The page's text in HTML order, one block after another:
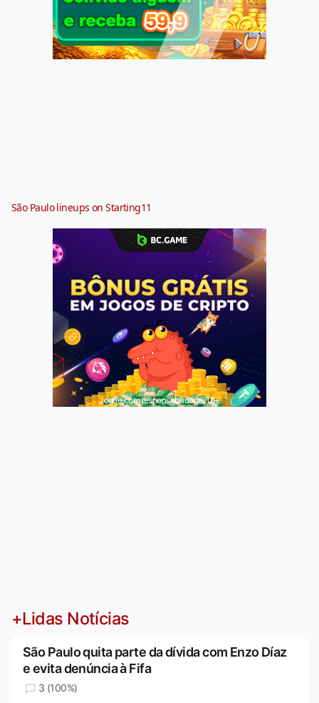
São Paulo lineups on Starting11
Jogue com responsabilidade. 18+
+Lidas Notícias
São Paulo quita parte da dívida com Enzo Díaz
e evita denúncia à Fifa
3 (100%)